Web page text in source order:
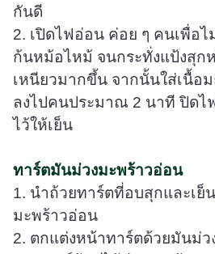
กันดี
2. เปิดไฟอ่อน ค่อย ๆ คนเพื่อ
ก้นหม้อไหม้ จนกระทั่งแป้งสุก
เหนียวมากขึ้น จากนั้นใส่เนื้อ
ลงไปคนประมาณ 2 นาที ปิดไ
ไว้ให้เย็น
ทาร์ตมันม่วงมะพร้าวอ่อน
1. นำถ้วยทาร์ตที่อบสุกและเย็
มะพร้าวอ่อน
2. ตกแต่งหน้าทาร์ตด้วยมันม่ว